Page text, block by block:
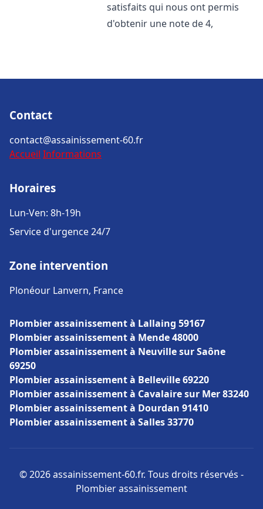
satisfaits qui nous ont permis
d'obtenir une note de 4,
Contact
contact@assainissement-60.fr
Accueil Informations
Horaires
Lun-Ven: 8h-19h
Service d'urgence 24/7
Zone intervention
Plonéour Lanvern, France
Plombier assainissement à Lallaing 59167
Plombier assainissement à Mende 48000
Plombier assainissement à Neuville sur Saône
69250
Plombier assainissement à Belleville 69220
Plombier assainissement à Cavalaire sur Mer 83240
Plombier assainissement à Dourdan 91410
Plombier assainissement à Salles 33770
© 2026 assainissement-60.fr. Tous droits réservés -
Plombier assainissement